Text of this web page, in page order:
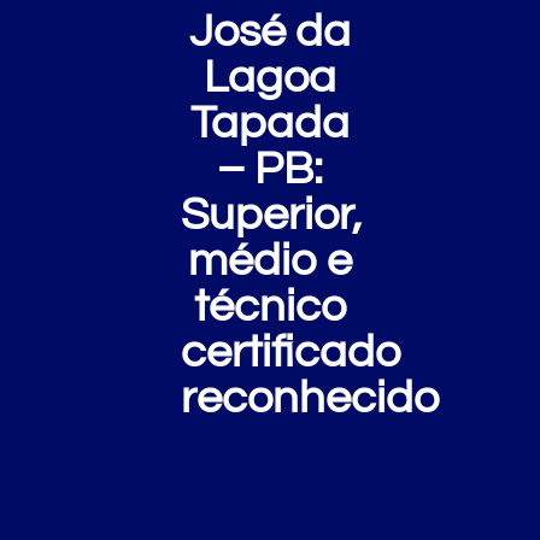
José da
Lagoa
Tapada
– PB:
Superior,
médio e
técnico
certificado
reconhecido